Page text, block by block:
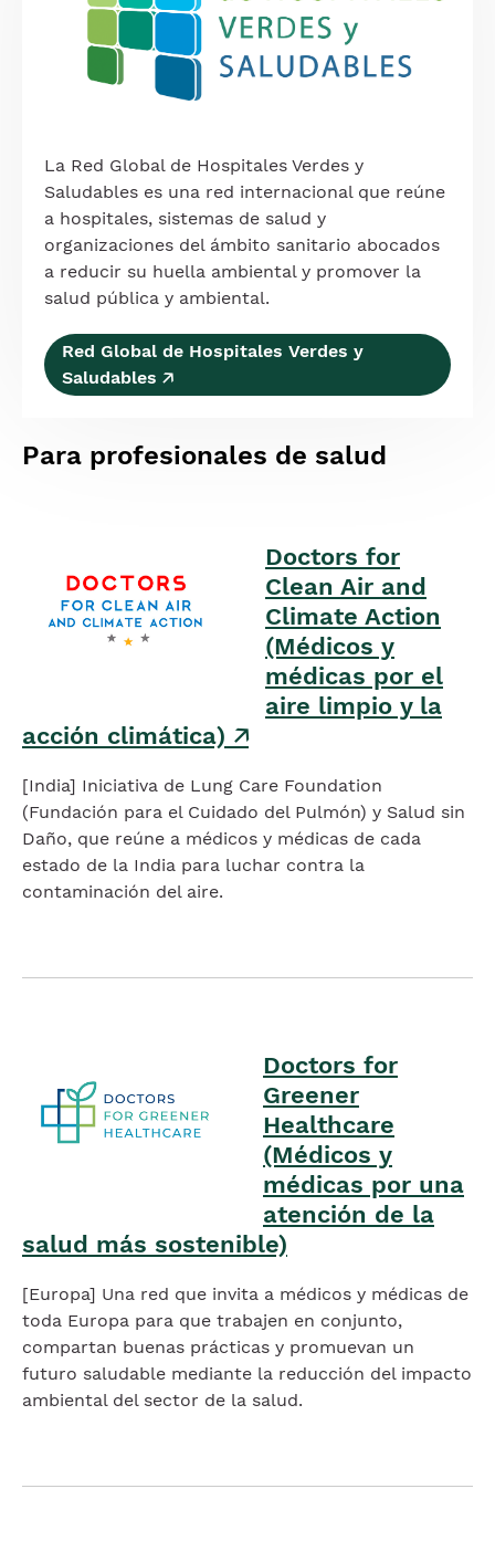
La Red Global de Hospitales Verdes y
Saludables es una red internacional que reúne
a hospitales, sistemas de salud y
organizaciones del ámbito sanitario abocados
a reducir su huella ambiental y promover la
salud pública y ambiental.
Red Global de Hospitales Verdes y
Saludables 🡥
Para profesionales de salud
Doctors for
Clean Air and
Climate Action
(Médicos y
médicas por el
aire limpio y la
acción climática) 🡥
[India] Iniciativa de Lung Care Foundation
(Fundación para el Cuidado del Pulmón) y Salud sin
Daño, que reúne a médicos y médicas de cada
estado de la India para luchar contra la
contaminación del aire.
Doctors for
Greener
Healthcare
(Médicos y
médicas por una
atención de la
salud más sostenible)
[Europa] Una red que invita a médicos y médicas de
toda Europa para que trabajen en conjunto,
compartan buenas prácticas y promuevan un
futuro saludable mediante la reducción del impacto
ambiental del sector de la salud.